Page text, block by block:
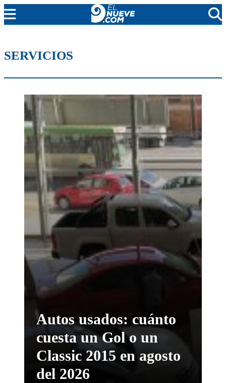
CADA DÍA
ARGENTINA
PROTAGONISTAS
EL NUEVE STREAMS
PROGRAMACIÓN
EN VIVO
SERVICIOS
Autos usados: cuánto
cuesta un Gol o un
Classic 2015 en agosto
del 2026